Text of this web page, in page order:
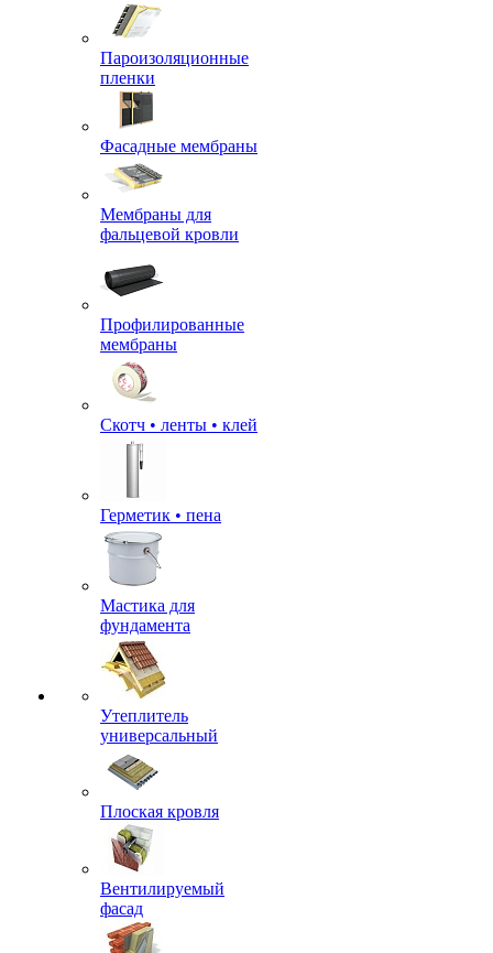
Пароизоляционные
пленки
Фасадные мембраны
Мембраны для
фальцевой кровли
Профилированные
мембраны
Скотч • ленты • клей
Герметик • пена
Мастика для
фундамента
Утеплитель
универсальный
Плоская кровля
Вентилируемый
фасад